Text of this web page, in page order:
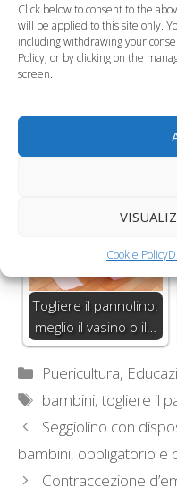
Click below to consent to the
will be applied to this site only.
including withdrawing your
Policy, or by clicking on the
screen.
Cookie Policy
piccoli consigli
Togliere il pannolino:
meglio il vasino o il…
Categorie
Puericultura,
Tag
bambini,togliere il
Seggiolino con
bambini, obbligatorio e
Contraccezione